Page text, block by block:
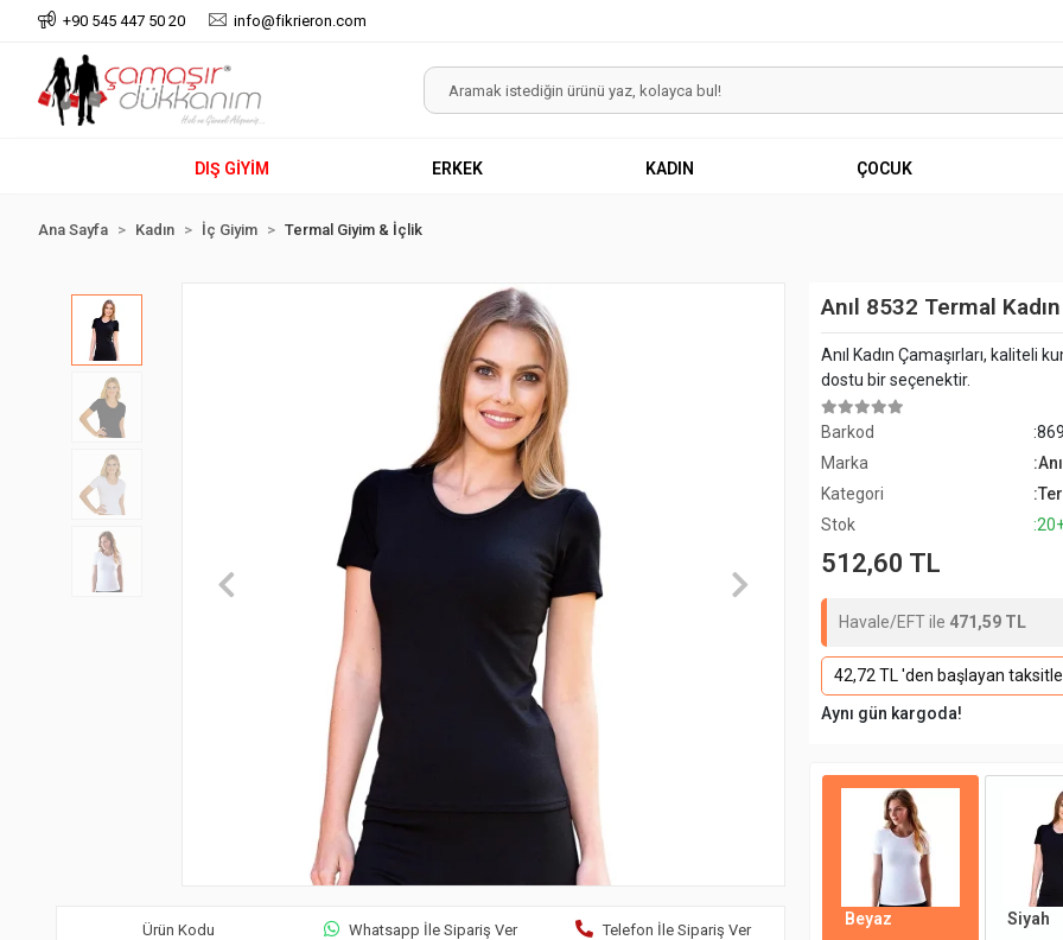
+90 545 447 50 20 info@fikrieron.com
DIŞ GİYİM ERKEK KADIN ÇOCUK
Ana Sayfa Kadın İç Giyim Termal Giyim & İçlik
Ürün Kodu
Whatsapp İle Sipariş Ver Telefon İle Sipariş Ver
Anıl 8532 Termal
Anıl Kadın Çamaşırları, kaliteli
dostu bir seçenektir.
Barkod
Marka
Kategori
Stok
512,60 TL
Havale/EFT ile 471,59 TL
42,72 TL 'den başlayan
Aynı gün kargoda!
Beyaz Siyah